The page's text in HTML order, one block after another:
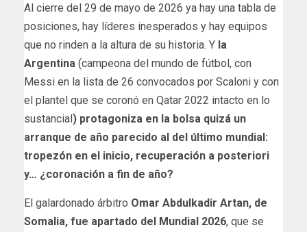
Al cierre del 29 de mayo de 2026 ya hay una tabla de
posiciones, hay líderes inesperados y hay equipos
que no rinden a la altura de su historia. Y la
Argentina (campeona del mundo de fútbol, con
Messi en la lista de 26 convocados por Scaloni y con
el plantel que se coronó en Qatar 2022 intacto en lo
sustancial) protagoniza en la bolsa quizá un
arranque de año parecido al del último mundial:
tropezón en el inicio, recuperación a posteriori
y… ¿coronación a fin de año?
El galardonado árbitro Omar Abdulkadir Artan, de
Somalia, fue apartado del Mundial 2026, que se